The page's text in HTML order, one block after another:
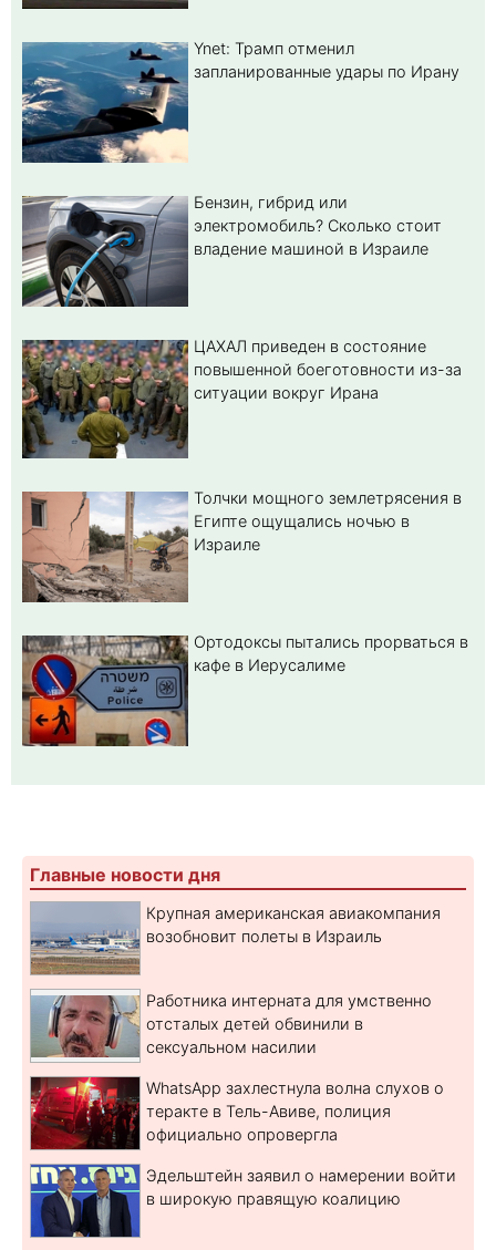
Ynet: Трамп отменил
запланированные удары по Ирану
Бензин, гибрид или
электромобиль? Cколько стоит
владение машиной в Израиле
ЦАХАЛ приведен в состояние
повышенной боеготовности из-за
ситуации вокруг Ирана
Толчки мощного землетрясения в
Египте ощущались ночью в
Израиле
Ортодоксы пытались прорваться в
кафе в Иерусалиме
Главные новости дня
Крупная американская авиакомпания
возобновит полеты в Израиль
Работника интерната для умственно
отсталых детей обвинили в
сексуальном насилии
WhatsApp захлестнула волна слухов о
теракте в Тель-Авиве, полиция
официально опровергла
Эдельштейн заявил о намерении войти
в широкую правящую коалицию